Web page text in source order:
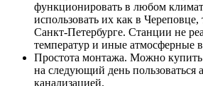
функционировать в любом
использовать их как в
Санкт-Петербурге. Станции не
температур и иные атмосферные
Простота монтажа. Можно
на следующий день пользоваться
канализацией.